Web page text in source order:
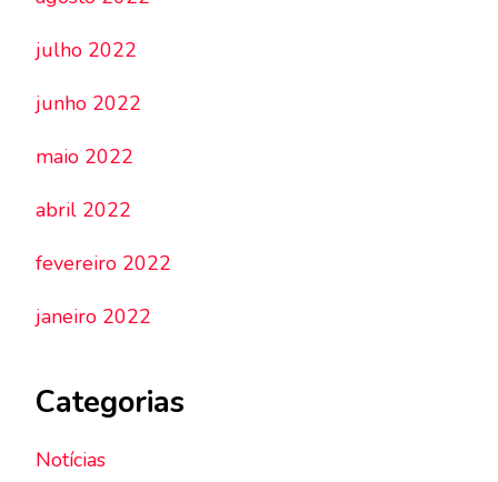
julho 2022
junho 2022
maio 2022
abril 2022
fevereiro 2022
janeiro 2022
Categorias
Notícias